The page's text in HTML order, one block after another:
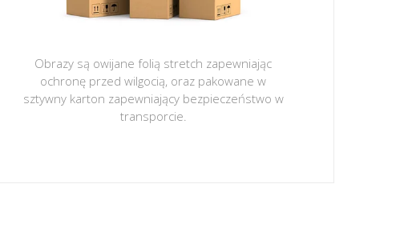
Obrazy są owijane folią stretch zapewniając
ochronę przed wilgocią, oraz pakowane w
sztywny karton zapewniający bezpieczeństwo w
transporcie.